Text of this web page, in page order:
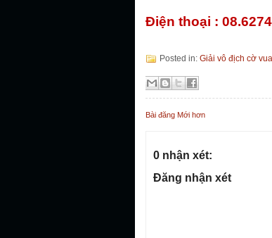
Điện thoại :
Posted in: Giải vô địch cờ
Bài đăng Mới hơn
0 nhận xét:
Đăng nhận xét